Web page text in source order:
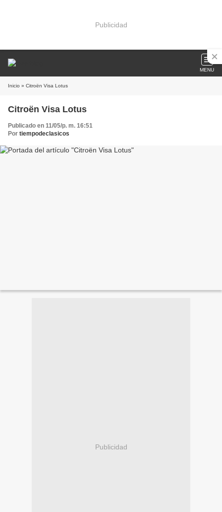
Publicidad
MENU
Inicio » Citroën Visa Lotus
Citroën Visa Lotus
Publicado en 11/05/p. m. 16:51
Por tiempodeclasicos
Publicidad